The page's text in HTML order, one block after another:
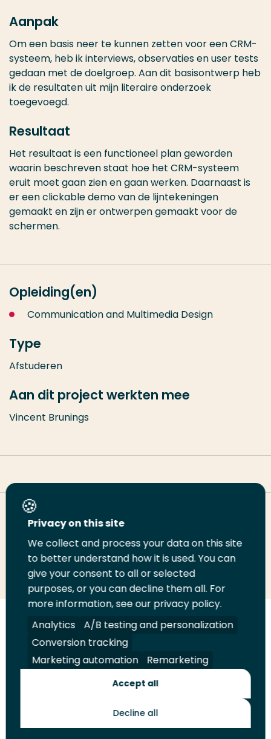
Aanpak
Om een basis neer te kunnen zetten voor een CRM-
systeem, heb ik interviews, observaties en user tests
gedaan met de doelgroep. Aan dit basisontwerp heb
ik de resultaten uit mijn literaire onderzoek
toegevoegd.
Resultaat
Het resultaat is een functioneel plan geworden
waarin beschreven staat hoe het CRM-systeem
eruit moet gaan zien en gaan werken. Daarnaast is
er een clickable demo van de lijntekeningen
gemaakt en zijn er ontwerpen gemaakt voor de
schermen.
Opleiding(en)
Communication and Multimedia Design
Type
Afstuderen
Aan dit project werkten mee
Vincent Brunings
Deel deze pagina
Deel
LinkedIn
Deel
op
Twitter
Deel
op
Facebook
Email
deze
pagina
Print
deze
pagina
Volg
ons
op
LinkedIn
Volg
ons
op
Facebook
Volg
ons
op
YouTube
Volg
ons
op
Instagram
Juridisch Security A-Z Index
Contact
Toekomstmakers
Privacy on this site
We collect and process your data on this site
to better understand how it is used. You can
give your consent to all or selected
purposes, or you can decline them all. For
more information, see our privacy policy.
Analytics
A/B testing and personalization
Conversion tracking
Marketing automation
Remarketing
Accept all
Decline all